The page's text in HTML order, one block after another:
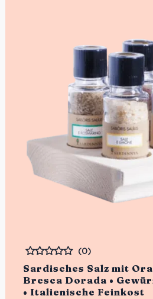
Sardisches Salz mit
Bresca Dorada •
• Italienische Feinkost
Bewertet
(0)